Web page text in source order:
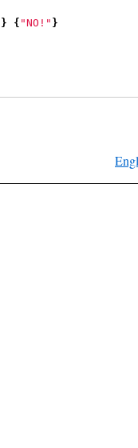
} { "NO!" }